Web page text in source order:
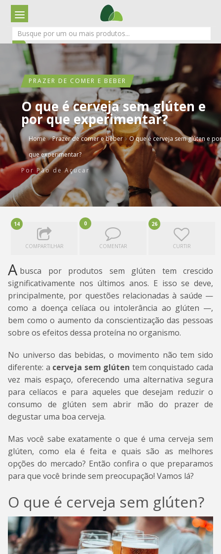
PRAZER DE COMER E BEBER
O que é cerveja sem glúten e
por que experimentar?
Home › Prazer de comer e beber › O que é cerveja sem glúten e
que experimentar?
Por Pão de Açucar
14
COMPARTILHAR
0
COMENTAR
26
CURTIR
A busca por produtos sem glúten tem crescido
significativamente nos últimos anos. E isso se deve,
principalmente, por questões relacionadas à saúde —
como a doença celíaca ou intolerância ao glúten —,
bem como o aumento da conscientização das pessoas
sobre os efeitos dessa proteína no organismo.
No universo das bebidas, o movimento não tem sido
diferente: a cerveja sem glúten tem conquistado cada
vez mais espaço, oferecendo uma alternativa segura
para celíacos e para aqueles que desejam reduzir o
consumo de glúten sem abrir mão do prazer de
degustar uma boa cerveja.
Mas você sabe exatamente o que é uma cerveja sem
glúten, como ela é feita e quais são as melhores
opções do mercado? Então confira o que preparamos
para que você brinde sem preocupação! Vamos lá?
O que é cerveja sem glúten?